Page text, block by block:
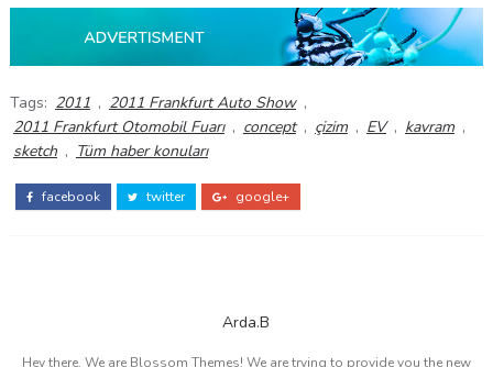
Tags: 2011 , 2011 Frankfurt Auto Show ,
2011 Frankfurt Otomobil Fuarı , concept , çizim , EV , kavram ,
sketch , Tüm haber konuları
facebook twitter google+
Arda.B
Hey there, We are Blossom Themes! We are trying to provide you the new